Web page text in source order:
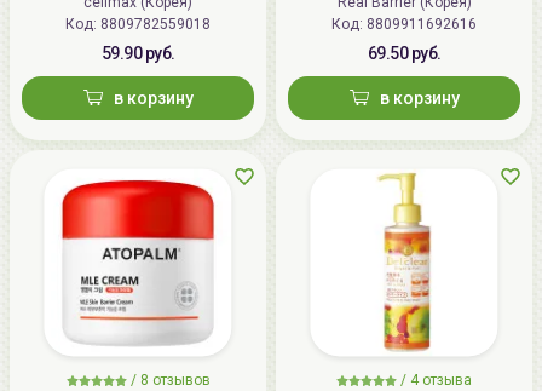
Код: 8809782559018
59.90 руб.
в корзину
Код: 8809911692616
69.50 руб.
в корзину
/ 8 отзывов
/ 4 отзыва